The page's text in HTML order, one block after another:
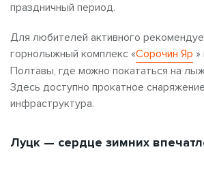
праздничный период.
Для любителей активного
горнолыжный комплекс «Сорочин Яр »
Полтавы, где можно покататься на
Здесь доступно прокатное
инфраструктура.
Луцк — сердце зимних